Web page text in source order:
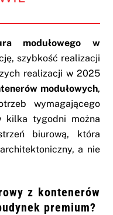
modułowego w
szybkość realizacji
realizacji w 2025
modułowych,
wymagającego
kilka tygodni można
biurową, która
a nie
z kontenerów
premium?